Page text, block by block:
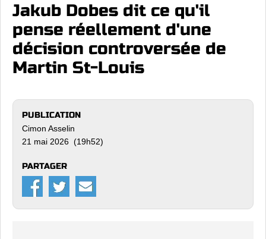
Jakub Dobes dit ce qu'il
pense réellement d'une
décision controversée de
Martin St-Louis
PUBLICATION
Cimon Asselin
21 mai 2026 (19h52)
PARTAGER